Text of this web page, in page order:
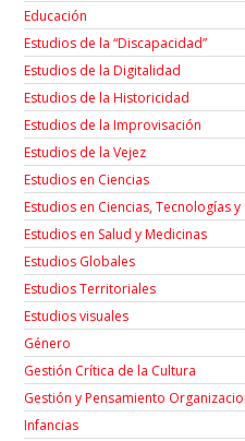
Educación
Estudios de la “Discapacidad”
Estudios de la Digitalidad
Estudios de la Historicidad
Estudios de la Improvisación
Estudios de la Vejez
Estudios en Ciencias
Estudios en Ciencias, Tecnologías y
Estudios en Salud y Medicinas
Estudios Globales
Estudios Territoriales
Estudios visuales
Género
Gestión Crítica de la Cultura
Gestión y Pensamiento
Infancias